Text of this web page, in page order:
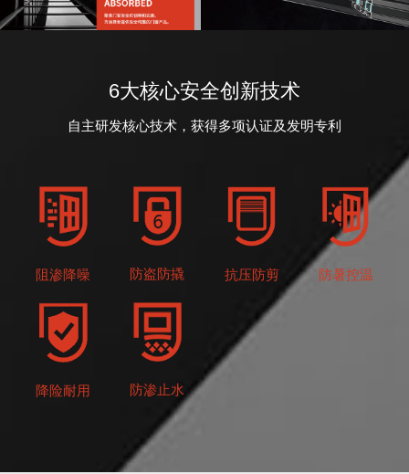
6大核心安全创新技术
自主研发核心技术，获得多项认证及发明专利
阻渗降噪 防盗防撬 抗压防剪 防暑控温
降险耐用 防渗止水